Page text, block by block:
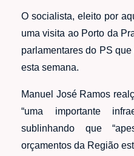
O socialista, eleito por
uma visita ao Porto da
parlamentares do PS
esta semana.
Manuel José Ramos
“uma importante
sublinhando que
orçamentos da Região